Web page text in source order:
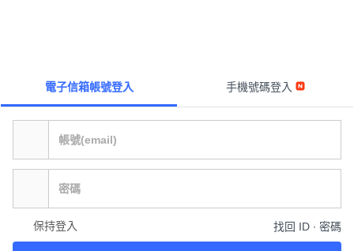
電子信箱帳號登入 手機號碼登入
保持登入 找回 ID ∙ 密碼